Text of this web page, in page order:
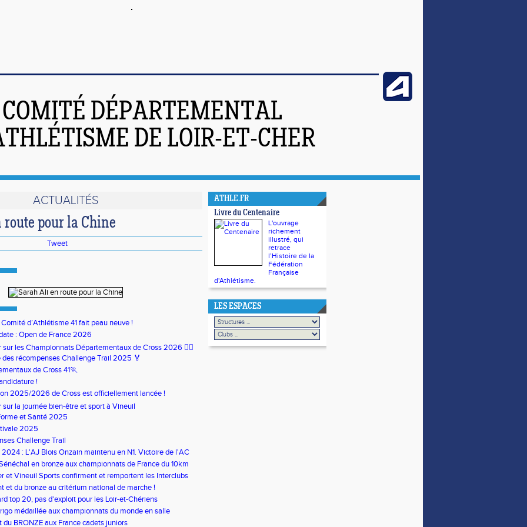
COMITÉ DÉPARTEMENTAL
DE LOIR-ET-CHER
ACTUALITÉS
pour la Chine
Tweet
d’Athlétisme 41 fait peau neuve !
: Open de France 2026
sur les Championnats Départementaux de Cross 2026 🏃‍♀️
des récompenses Challenge Trail 2025 🏅
de Cross 41🏃
!
2025/2026 de Cross est officiellement lancée !
sur la journée bien-être et sport à Vineuil
et Santé 2025
2025
Challenge Trail
2024 : L'AJ Blois Onzain maintenu en N1. Victoire de l'AC
en N2Ben bronze aux championnats de France du 10km
et Vineuil Sports confirment et remportent les Interclubs
et du bronze au critérium national de marche !
top 20, pas d'exploit pour les Loir-et-Chériens
médaillée aux championnats du monde en salle
du BRONZE aux France cadets juniors
ATHLE.FR
Livre du Centenaire
L'ouvrage
richement
illustré, qui
retrace
l’Histoire de la
Fédération
Française
d'Athlétisme.
LES ESPACES